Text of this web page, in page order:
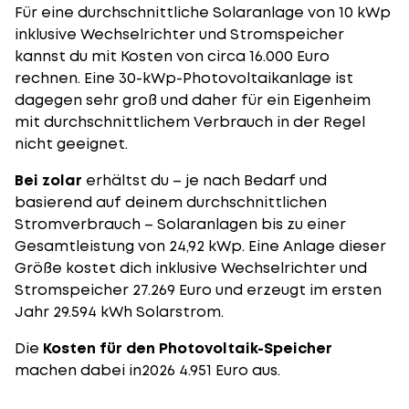
Für eine durchschnittliche Solaranlage von 10 kWp
inklusive Wechselrichter undStromspeicher
kannst du mit Kosten von circa 16.000 Euro
rechnen. Eine 30-kWp-Photovoltaikanlage ist
dagegen sehr groß und daher für ein Eigenheim
mit durchschnittlichem Verbrauch in der Regel
nicht geeignet.
Bei zolar erhältst du – je nach Bedarf und
basierend auf deinem durchschnittlichen
Stromverbrauch – Solaranlagen bis zu einer
Gesamtleistung von 24,92 kWp. Eine Anlage dieser
Größe kostet dich inklusive Wechselrichter und
Stromspeicher 27.269 Euro und erzeugt im ersten
Jahr 29.594 kWhSolarstrom.
Die Kosten für den Photovoltaik-Speicher
machen dabei in2026 4.951 Euro aus.